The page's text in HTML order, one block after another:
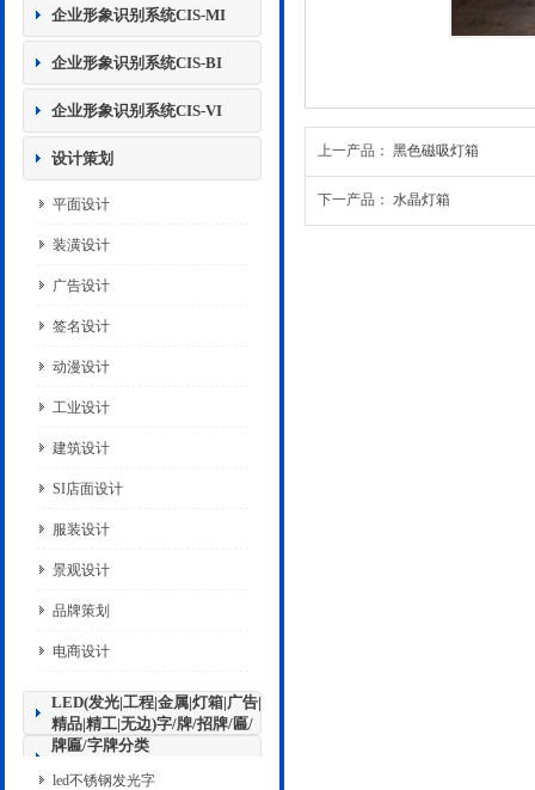
企业形象识别系统CIS-MI
企业形象识别系统CIS-BI
企业形象识别系统CIS-VI
设计策划
平面设计
装潢设计
广告设计
签名设计
动漫设计
工业设计
建筑设计
SI店面设计
服装设计
景观设计
品牌策划
电商设计
LED(发光|工程|金属|灯箱|广告|
精品|精工|无边)字/牌/招牌/匾/
牌匾/字牌分类
led不锈钢发光字
上一产品： 黑色磁吸灯箱
下一产品： 水晶灯箱